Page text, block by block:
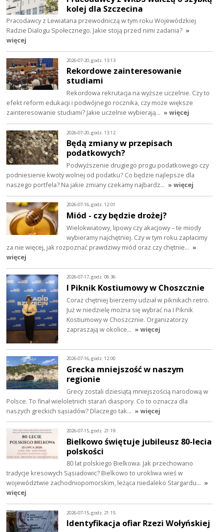
kolej dla Szczecina
Pracodawcy z Lewiatana przewodniczą w tym roku Wojewódzkiej
Radzie Dialogu Społecznego. Jakie stoją przed nimi zadania? »
więcej
2026-07-20, godz. 13:13
Rekordowe zainteresowanie
studiami
Rekordowa rekrutacja na wyższe uczelnie. Czy to
efekt reform edukacji i podwójnego rocznika, czy może większe
zainteresowanie studiami? Jakie uczelnie wybierają… » więcej
2026-07-20, godz. 13:12
Będą zmiany w przepisach
podatkowych?
Podwyższenie drugiego progu podatkowego czy
podniesienie kwoty wolnej od podatku? Co będzie najlepsze dla
naszego portfela? Na jakie zmiany czekamy najbardz… » więcej
2026-07-16, godz. 12:01
Miód - czy będzie drożej?
Wielokwiatowy, lipowy czy akacjowy – te miody
wybieramy najchętniej. Czy w tym roku zapłacimy
za nie więcej, jak rozpoznać prawdziwy miód oraz czy chętnie… »
więcej
2026-07-17, godz. 08:36
I Piknik Kostiumowy w Choszcznie
Coraz chętniej bierzemy udział w piknikach retro.
Już w niedzielę można się wybrać na I Piknik
Kostiumowy w Choszcznie. Organizatorzy
zapraszają w okolice… » więcej
2026-07-16, godz. 12:00
Grecka mniejszość w naszym
regionie
Grecy zostali dziesiątą mniejszością narodową w
Polsce. To finał wieloletnich starań diaspory. Co to oznacza dla
naszych greckich sąsiadów? Dlaczego tak… » więcej
2026-07-15, godz. 21:19
Bielkowo świętuje jubileusz 80-lecia
polskości
80 lat polskiego Bielkowa. Jak przechowano
tradycje kresowych Sąsiadowic? Bielkowo to urokliwa wieś w
województwie zachodniopomorskim, leżąca niedaleko Stargardu… »
więcej
2026-07-15, godz. 21:15
Identyfikacja ofiar Rzezi Wołyńskiej